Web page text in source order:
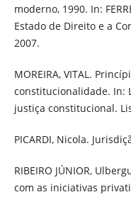
moderno, 1990. In:
Estado de Direito e a
2007.
MOREIRA, VITAL.
constitucionalidade. In:
justiça constitucional.
PICARDI, Nicola.
RIBEIRO JÚNIOR,
com as iniciativas